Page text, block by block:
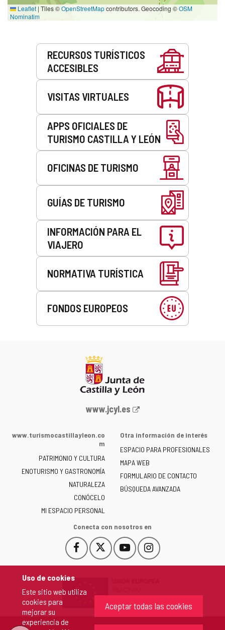
Uso de cookies
Este sitio web utiliza
cookies para
mejorar su
experiencia de
Aceptar todas las cookies
Leaflet | Tiles ©OpenStreetMapcontributors. Geocoding ©OSM
Nominatim
RECURSOS TURÍSTICOS
ACCESIBLES
VISITAS VIRTUALES
APPS OFICIALES DE
TURISMO CASTILLA Y LEÓN
OFICINAS DE TURISMO
GUÍAS DE TURISMO
INFORMACIÓN PARA EL
VIAJERO
NORMATIVA TURÍSTICA
FONDOS EUROPEOS
Portal
la
de
Castilla
y
León
-
www.jcyl.es
www.turismocastillayleon.co
m
PATRIMONIO Y CULTURA
ENOTURISMO Y GASTRONOMÍA
NATURALEZA
CONÓCELO
MI ESPACIO PERSONAL
Otra información de interés
ESPACIO PARA PROFESIONALES
MAPA WEB
FORMULARIO DE CONTACTO
BÚSQUEDA AVANZADA
Conecta con nosotros en
Facebook
Este
enlace
en
nueva.
Este
enlace
una
ventana
nueva.
YouTube
Este
enlace
una
ventana
nueva.
Instagram
Este
enlace
una
ventana
nueva.